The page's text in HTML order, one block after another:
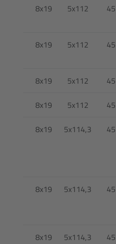
8x19 5x112 45
8x19 5x112 45
8x19 5x112 45
8x19 5x112 45
8x19 5x114,3 45
8x19 5x114,3 45
8x19 5x114,3 45